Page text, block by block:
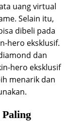
uang virtual
Selain itu,
dibeli pada
hero eksklusif.
dan
hero eksklusif
menarik dan